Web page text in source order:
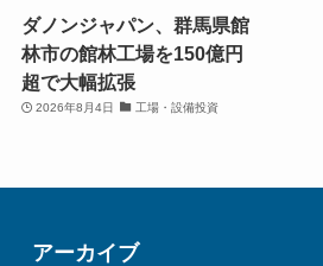
ダノンジャパン、群馬県館
林市の館林工場を150億円
超で大幅拡張
2026年8月4日 工場・設備投資
アーカイブ